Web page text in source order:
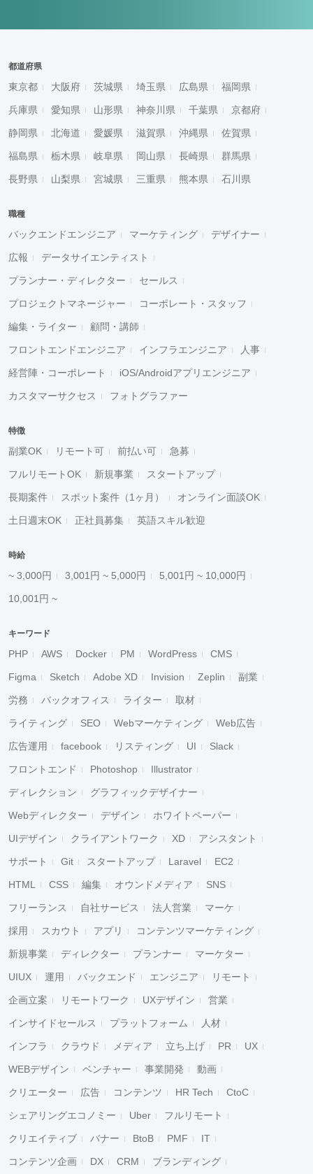
都道府県
東京都 大阪府 茨城県 埼玉県 広島県 福岡県
兵庫県 愛知県 山形県 神奈川県 千葉県 京都府
静岡県 北海道 愛媛県 滋賀県 沖縄県 佐賀県
福島県 栃木県 岐阜県 岡山県 長崎県 群馬県
長野県 山梨県 宮城県 三重県 熊本県 石川県
職種
バックエンドエンジニア マーケティング デザイナー
広報 データサイエンティスト
プランナー・ディレクター セールス
プロジェクトマネージャー コーポレート・スタッフ
編集・ライター 顧問・講師
フロントエンドエンジニア インフラエンジニア 人事
経営陣・コーポレート iOS/Androidアプリエンジニア
カスタマーサクセス フォトグラファー
特徴
副業OK リモート可 前払い可 急募
フルリモートOK 新規事業 スタートアップ
長期案件 スポット案件（1ヶ月） オンライン面談OK
土日週末OK 正社員募集 英語スキル歓迎
時給
~ 3,000円 3,001円 ~ 5,000円 5,001円 ~ 10,000円
10,001円 ~
キーワード
PHP AWS Docker PM WordPress CMS
Figma Sketch Adobe XD Invision Zeplin 副業
労務 バックオフィス ライター 取材
ライティング SEO Webマーケティング Web広告
広告運用 facebook リスティング UI Slack
フロントエンド Photoshop Illustrator
ディレクション グラフィックデザイナー
Webディレクター デザイン ホワイトペーパー
UIデザイン クライアントワーク XD アシスタント
サポート Git スタートアップ Laravel EC2
HTML CSS 編集 オウンドメディア SNS
フリーランス 自社サービス 法人営業 マーケ
採用 スカウト アプリ コンテンツマーケティング
新規事業 ディレクター プランナー マーケター
UIUX 運用 バックエンド エンジニア リモート
企画立案 リモートワーク UXデザイン 営業
インサイドセールス プラットフォーム 人材
インフラ クラウド メディア 立ち上げ PR UX
WEBデザイン ベンチャー 事業開発 動画
クリエーター 広告 コンテンツ HR Tech CtoC
シェアリングエコノミー Uber フルリモート
クリエイティブ バナー BtoB PMF IT
コンテンツ企画 DX CRM ブランディング